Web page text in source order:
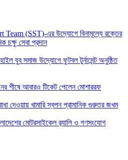
(SST)-এর উদ্যোগে বিনামূল্যে রক্তের
চক্ষু সেবা প্রদান
যুব সমাজ উদ্যোগে ফুটবল টুর্নামেন্ট অনুষ্ঠিত
শীষে আবারও টিকেট পেলেন মোশাররফ
দেওয়ায় খামারি স্বপন প্রামানিক গুরুতর জখম
মোটরসাইকেল র‍্যালি ও গণসংযোগ